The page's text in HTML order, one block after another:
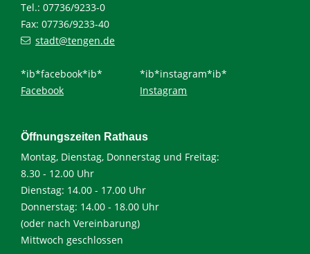
Tel.: 07736/9233-0
Fax: 07736/9233-40
stadt@tengen.de
*ib*facebook*ib*
Facebook
*ib*instagram*ib*
Instagram
Öffnungszeiten Rathaus
Montag, Dienstag, Donnerstag und Freitag:
8.30 - 12.00 Uhr
Dienstag: 14.00 - 17.00 Uhr
Donnerstag: 14.00 - 18.00 Uhr
(oder nach Vereinbarung)
Mittwoch geschlossen